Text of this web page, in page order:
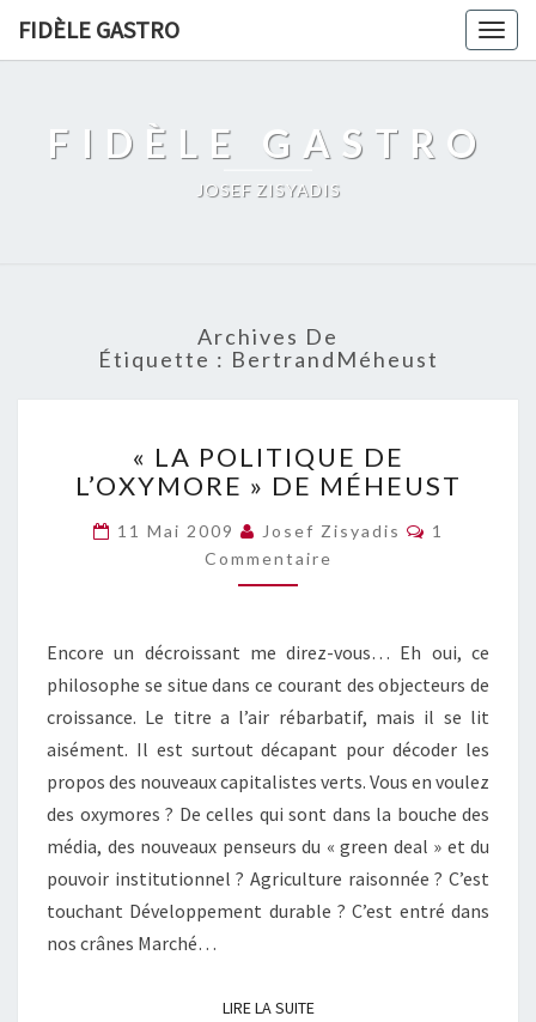
FIDÈLE GASTRO
FIDÈLE GASTRO
JOSEF ZISYADIS
Archives De
Étiquette : BertrandMéheust
POLITIQUE
DE
DE
MÉHEUST
« LA POLITIQUE DE
L’OXYMORE » DE MÉHEUST
11 Mai 2009 Josef Zisyadis
1
Commentaire
Encore un décroissant me direz-vous… Eh oui, ce
philosophe se situe dans ce courant des objecteurs de
croissance. Le titre a l’air rébarbatif, mais il se lit
aisément. Il est surtout décapant pour décoder les
propos des nouveaux capitalistes verts. Vous en voulez
des oxymores ? De celles qui sont dans la bouche des
média, des nouveaux penseurs du « green deal » et du
pouvoir institutionnel ? Agriculture raisonnée ? C’est
touchant Développement durable ? C’est entré dans
nos crânes Marché…
LIRE LA SUITELIRE LA SUITE